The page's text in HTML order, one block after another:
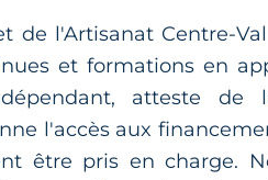
de l'Artisanat Centre-
et formations en
atteste de
l'accès aux
être pris en charge.